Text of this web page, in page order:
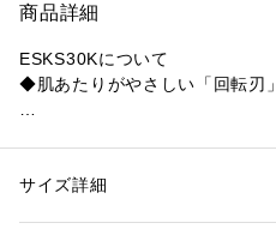
商品詳細
ESKS30Kについて
◆肌あたりがやさしい「回転刃」
性別：レディース
サイズ詳細